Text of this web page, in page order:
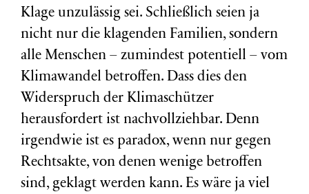
Klage unzulässig sei. Schließlich seien ja
nicht nur die klagenden Familien, sondern
alle Menschen – zumindest potentiell – vom
Klimawandel betroffen. Dass dies den
Widerspruch der Klimaschützer
herausfordert ist nachvollziehbar. Denn
irgendwie ist es paradox, wenn nur gegen
Rechtsakte, von denen wenige betroffen
sind, geklagt werden kann. Es wäre ja viel